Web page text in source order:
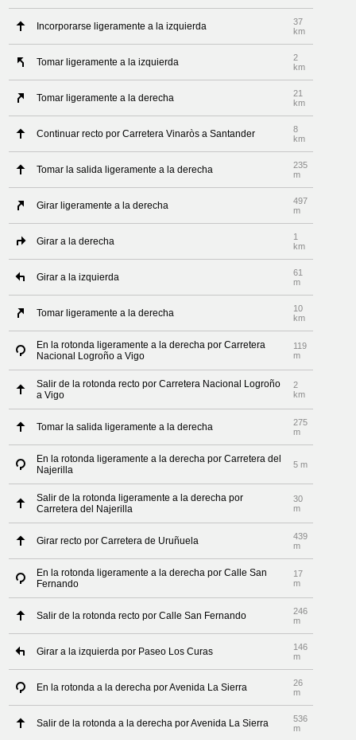
Incorporarse ligeramente a la izquierda
37
km
Tomar ligeramente a la izquierda
2
km
Tomar ligeramente a la derecha
21
km
Continuar recto por Carretera Vinaròs a Santander
8
km
Tomar la salida ligeramente a la derecha
235
m
Girar ligeramente a la derecha
497
m
Girar a la derecha
1
km
Girar a la izquierda
61
m
Tomar ligeramente a la derecha
10
km
En la rotonda ligeramente a la derecha por Carretera
Nacional Logroño a Vigo
119
m
Salir de la rotonda recto por Carretera Nacional Logroño
a Vigo
2
km
Tomar la salida ligeramente a la derecha
275
m
En la rotonda ligeramente a la derecha por Carretera del
Najerilla
5 m
Salir de la rotonda ligeramente a la derecha por
Carretera del Najerilla
30
m
Girar recto por Carretera de Uruñuela
439
m
En la rotonda ligeramente a la derecha por Calle San
Fernando
17
m
Salir de la rotonda recto por Calle San Fernando
246
m
Girar a la izquierda por Paseo Los Curas
146
m
En la rotonda a la derecha por Avenida La Sierra
26
m
Salir de la rotonda a la derecha por Avenida La Sierra
536
m